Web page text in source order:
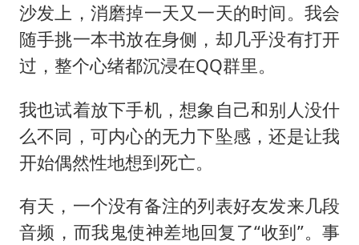
沙发上，消磨掉一天又一天的时间。我会
随手挑一本书放在身侧，却几乎没有打开
过，整个心绪都沉浸在QQ群里。
我也试着放下手机，想象自己和别人没什
么不同，可内心的无力下坠感，还是让我
开始偶然性地想到死亡。
有天，一个没有备注的列表好友发来几段
音频，而我鬼使神差地回复了“收到”。事